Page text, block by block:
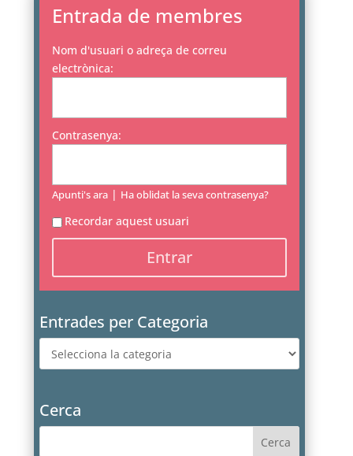
Entrada de membres
Nom d'usuari o adreça de correu
electrònica:
Contrasenya:
Apunti's ara | Ha oblidat la seva contrasenya?
Recordar aquest usuari
Entrades per Categoria
Cerca